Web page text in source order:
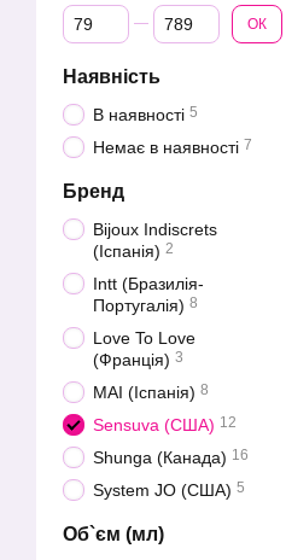
Від Ціна, грн
До Ціна, грн ОК
Наявність
В наявності 5
Немає в наявності 7
Бренд
Bijoux Indiscrets
(Іспанія) 2
Intt (Бразилія-
Португалія) 8
Love To Love
(Франція) 3
MAI (Іспанія) 8
Sensuva (США) 12
Shunga (Канада) 16
System JO (США) 5
Об`єм (мл)